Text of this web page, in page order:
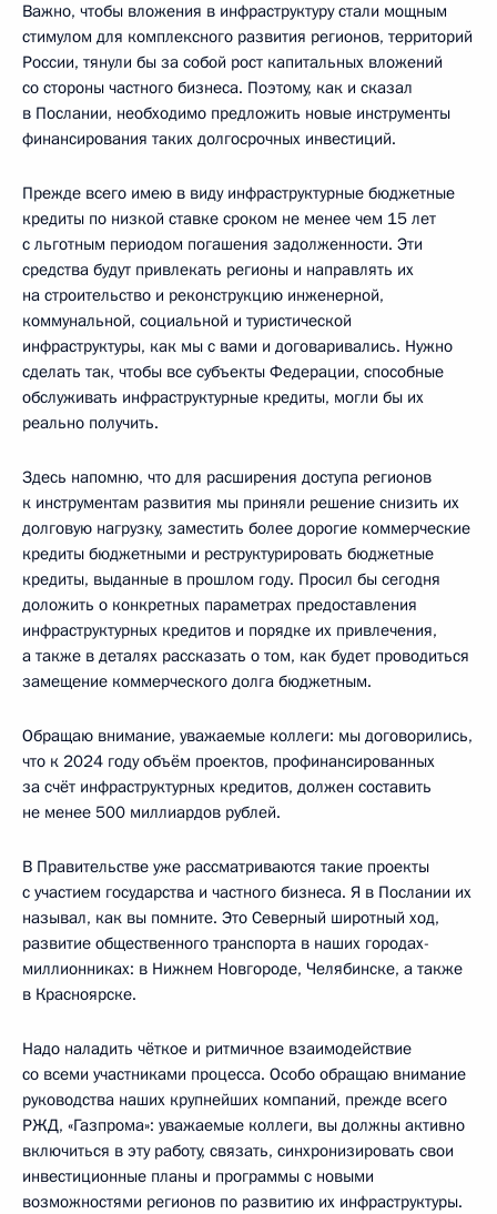
Важно, чтобы вложения в инфраструктуру стали мощным
стимулом для комплексного развития регионов, территорий
России, тянули бы за собой рост капитальных вложений
со стороны частного бизнеса. Поэтому, как и сказал
в Послании, необходимо предложить новые инструменты
финансирования таких долгосрочных инвестиций.
Прежде всего имею в виду инфраструктурные бюджетные
кредиты по низкой ставке сроком не менее чем 15 лет
с льготным периодом погашения задолженности. Эти
средства будут привлекать регионы и направлять их
на строительство и реконструкцию инженерной,
коммунальной, социальной и туристической
инфраструктуры, как мы с вами и договаривались. Нужно
сделать так, чтобы все субъекты Федерации, способные
обслуживать инфраструктурные кредиты, могли бы их
реально получить.
Здесь напомню, что для расширения доступа регионов
к инструментам развития мы приняли решение снизить их
долговую нагрузку, заместить более дорогие коммерческие
кредиты бюджетными и реструктурировать бюджетные
кредиты, выданные в прошлом году. Просил бы сегодня
доложить о конкретных параметрах предоставления
инфраструктурных кредитов и порядке их привлечения,
а также в деталях рассказать о том, как будет проводиться
замещение коммерческого долга бюджетным.
Обращаю внимание, уважаемые коллеги: мы договорились,
что к 2024 году объём проектов, профинансированных
за счёт инфраструктурных кредитов, должен составить
не менее 500 миллиардов рублей.
В Правительстве уже рассматриваются такие проекты
с участием государства и частного бизнеса. Я в Послании их
называл, как вы помните. Это Северный широтный ход,
развитие общественного транспорта в наших городах-
миллионниках: в Нижнем Новгороде, Челябинске, а также
в Красноярске.
Надо наладить чёткое и ритмичное взаимодействие
со всеми участниками процесса. Особо обращаю внимание
руководства наших крупнейших компаний, прежде всего
РЖД, «Газпрома»: уважаемые коллеги, вы должны активно
включиться в эту работу, связать, синхронизировать свои
инвестиционные планы и программы с новыми
возможностями регионов по развитию их инфраструктуры.